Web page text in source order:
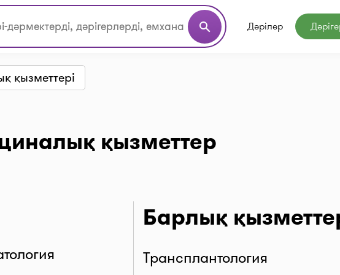
search Дәрілер
қызметтері
қызметтер
Барлық қызметтер
Трансплантология